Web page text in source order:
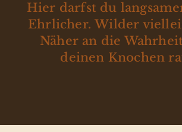
Hier darfst du
Ehrlicher. Wilder
Näher an die
deinen Knochen